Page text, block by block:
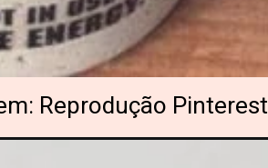
Reprodução Pinterest